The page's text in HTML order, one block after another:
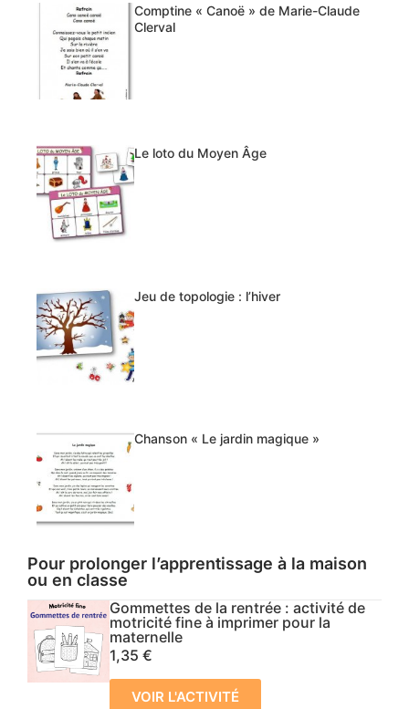
Comptine « Canoë » de Marie-Claude
Clerval
Le loto du Moyen Âge
Jeu de topologie : l’hiver
Chanson « Le jardin magique »
Pour prolonger l’apprentissage à la maison
ou en classe
Gommettes de la rentrée : activité de
motricité fine à imprimer pour la
maternelle
1,35 €
VOIR L'ACTIVITÉ